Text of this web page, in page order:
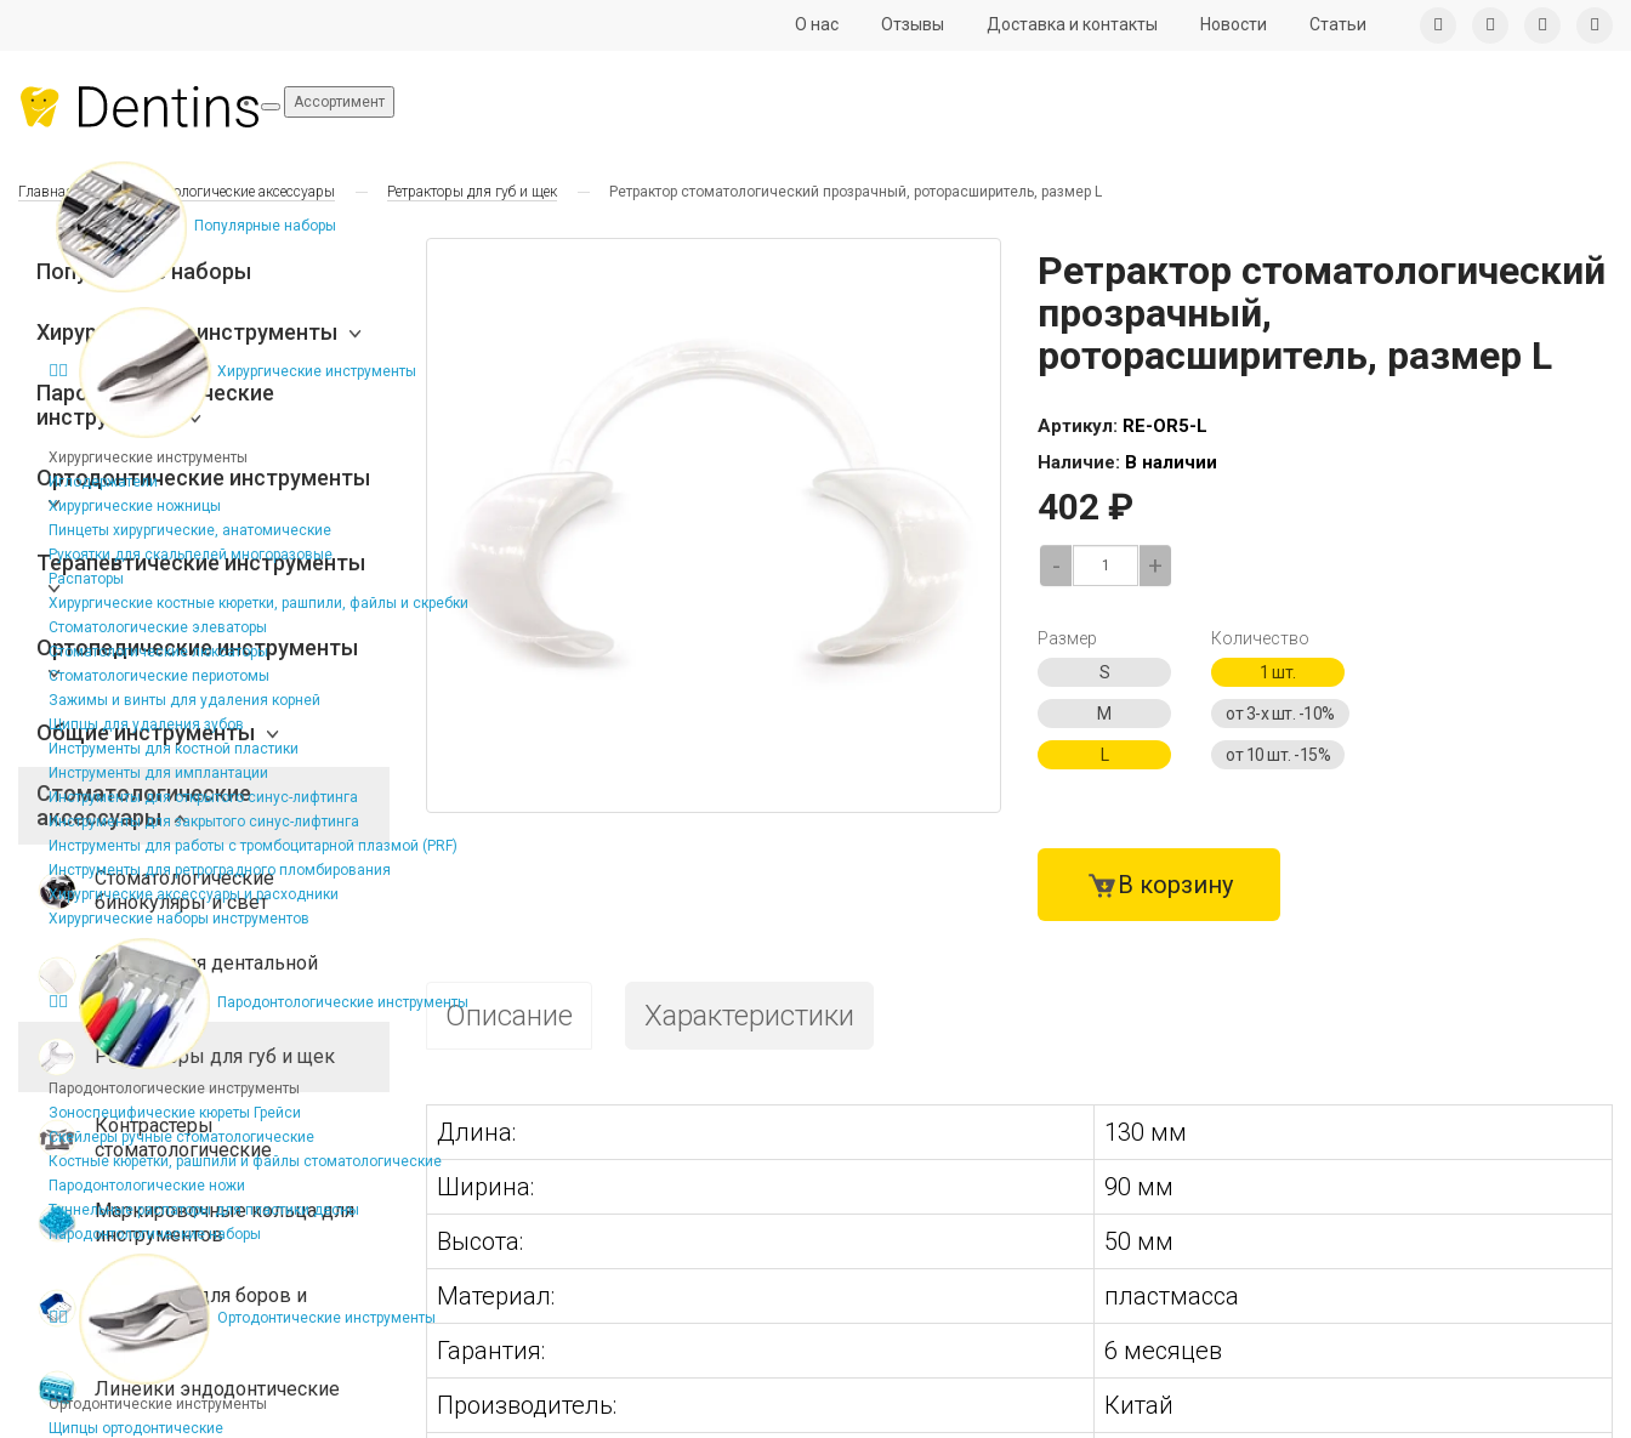
О нас Отзывы Доставка и контакты Новости Статьи
Ассортимент
Популярные наборы
Хирургические инструменты
Хирургические инструменты
Иглодержатели
Хирургические ножницы
Пинцеты хирургические, анатомические
Рукоятки для скальпелей многоразовые
Распаторы
Хирургические костные кюретки, рашпили, файлы и скребки
Стоматологические элеваторы
Стоматологические люксаторы
Стоматологические периотомы
Зажимы и винты для удаления корней
Щипцы для удаления зубов
Инструменты для костной пластики
Инструменты для имплантации
Инструменты для открытого синус-лифтинга
Инструменты для закрытого синус-лифтинга
Инструменты для работы с тромбоцитарной плазмой (PRF)
Инструменты для ретроградного пломбирования
Хирургические аксессуары и расходники
Хирургические наборы инструментов
Пародонтологические инструменты
Пародонтологические инструменты
Зоноспецифические кюреты Грейси
Скейлеры ручные стоматологические
Костные кюретки, рашпили и файлы стоматологические
Пародонтологические ножи
Туннельные распаторы для пластики десны
Пародонтологические наборы
Ортодонтические инструменты
Ортодонтические инструменты
Щипцы ортодонтические
Главная Стоматологические аксессуары Ретракторы для губ и щек Ретрактор стоматологический прозрачный, роторасширитель, размер L
Популярные наборы
Хирургические инструменты
Пародонтологические
инструменты
Ортодонтические инструменты
Терапевтические инструменты
Ортопедические инструменты
Общие инструменты
Стоматологические
аксессуары
Стоматологические
бинокуляры и свет
Зеркала для дентальной
фотографии
Ретракторы для губ и щек
Контрастеры
стоматологические
Маркировочные кольца для
инструментов
Подставки для боров и
эндофайлов
Линейки эндодонтические
Ретрактор стоматологический
прозрачный,
роторасширитель, размер L
Артикул: RE-OR5-L
Наличие: В наличии
402 ₽
- +
Размер
S
M
Количество
1 шт.
от 3-х шт. -10%
от 10 шт. -15%
В корзину
Описание Характеристики
Длина:
130 мм
Ширина:
90 мм
Высота:
50 мм
Материал:
пластмасса
Гарантия:
6 месяцев
Производитель:
Китай